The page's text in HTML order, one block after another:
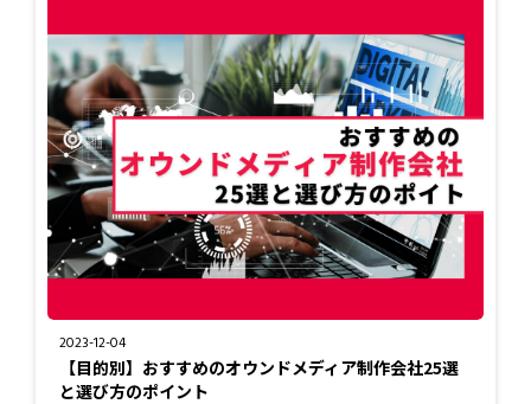
2023-12-04
【目的別】おすすめのオウンドメディア制作会社25選
と選び方のポイント